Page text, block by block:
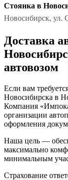
Стоянка в
Новосибирск, ул.
Доставка
автовозом
Если вам
Новосибирска в
Компания
организации
оформления
Наша цель —
максимально
минимальным
Страхование